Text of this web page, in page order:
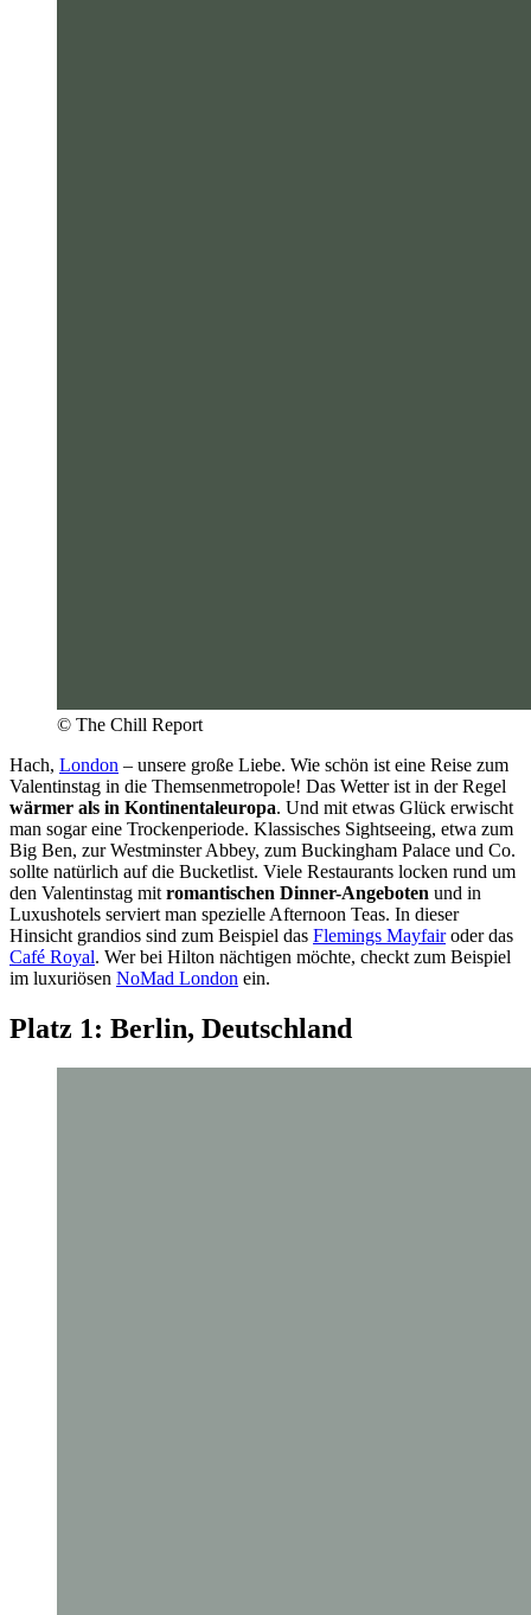
© The Chill Report
Hach, London – unsere große Liebe. Wie schön ist eine Reise zum
Valentinstag in die Themsenmetropole! Das Wetter ist in der Regel
wärmer als in Kontinentaleuropa. Und mit etwas Glück erwischt
man sogar eine Trockenperiode. Klassisches Sightseeing, etwa zum
Big Ben, zur Westminster Abbey, zum Buckingham Palace und Co.
sollte natürlich auf die Bucketlist. Viele Restaurants locken rund um
den Valentinstag mit romantischen Dinner-Angeboten und in
Luxushotels serviert man spezielle Afternoon Teas. In dieser
Hinsicht grandios sind zum Beispiel das Flemings Mayfairoder das
Café Royal. Wer bei Hilton nächtigen möchte, checkt zum Beispiel
im luxuriösen NoMad London ein.
Platz 1: Berlin, Deutschland